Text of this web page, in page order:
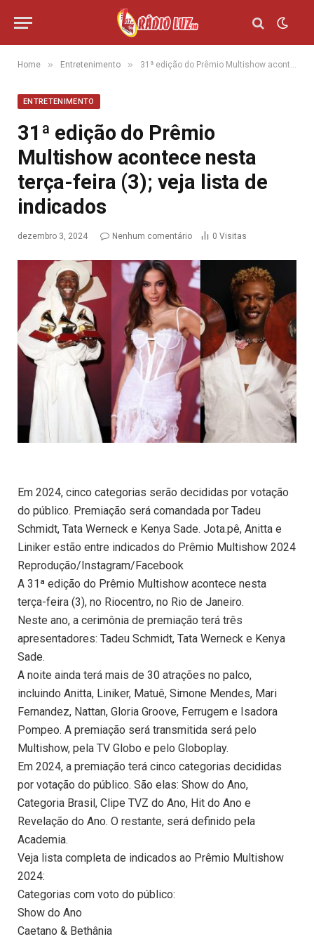
Home » Entretenimento » 31ª edição do Prêmio Multishow acontece nesta terça-feira (3); veja lista de indicados
ENTRETENIMENTO
31ª edição do Prêmio
Multishow acontece nesta
terça-feira (3); veja lista de
indicados
dezembro 3, 2024 Nenhum comentário 0 Visitas
Em 2024, cinco categorias serão decididas por votação
do público. Premiação será comandada por Tadeu
Schmidt, Tata Werneck e Kenya Sade. Jota.pê, Anitta e
Liniker estão entre indicados do Prêmio Multishow 2024
Reprodução/Instagram/Facebook
A 31ª edição do Prêmio Multishow acontece nesta
terça-feira (3), no Riocentro, no Rio de Janeiro.
Neste ano, a cerimônia de premiação terá três
apresentadores: Tadeu Schmidt, Tata Werneck e Kenya
Sade.
A noite ainda terá mais de 30 atrações no palco,
incluindo Anitta, Liniker, Matuê, Simone Mendes, Mari
Fernandez, Nattan, Gloria Groove, Ferrugem e Isadora
Pompeo. A premiação será transmitida será pelo
Multishow, pela TV Globo e pelo Globoplay.
Em 2024, a premiação terá cinco categorias decididas
por votação do público. São elas: Show do Ano,
Categoria Brasil, Clipe TVZ do Ano, Hit do Ano e
Revelação do Ano. O restante, será definido pela
Academia.
Veja lista completa de indicados ao Prêmio Multishow
2024:
Categorias com voto do público:
Show do Ano
Caetano & Bethânia